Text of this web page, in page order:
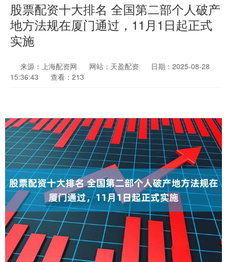
股票配资十大排名 全国第二部个人破产
地方法规在厦门通过，11月1日起正式
实施
来源：上海配资网 网站：天盈配资
日期：2025-08-28
15:36:43
查看：213